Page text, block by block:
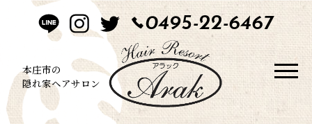
HOME
CONCEPT
STYLE
0495-22-6467
本庄市の
隠れ家ヘアサロン